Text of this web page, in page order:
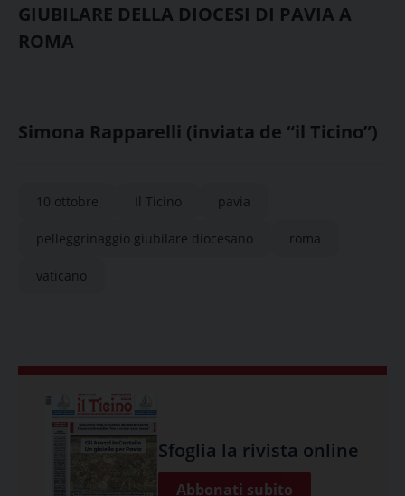
GIUBILARE DELLA DIOCESI DI PAVIA A
ROMA
Simona Rapparelli (inviata de “il Ticino”)
10 ottobre Il Ticino pavia
pelleggrinaggio giubilare diocesano roma
vaticano
Sfoglia la rivista online
Abbonati subito